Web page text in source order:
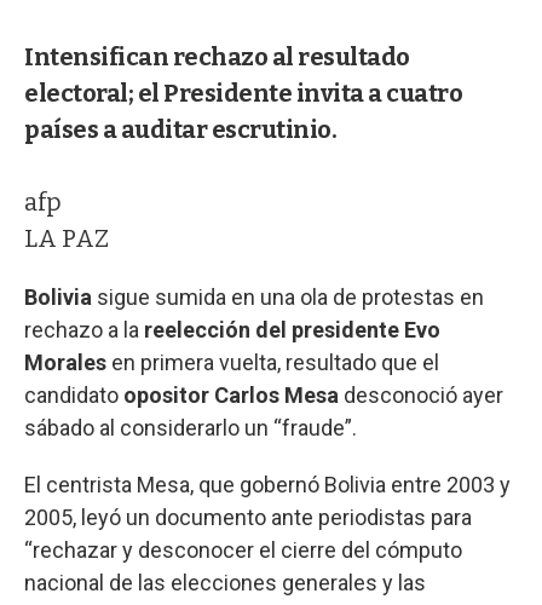
Intensifican rechazo al resultado
electoral; el Presidente invita a cuatro
países a auditar escrutinio.
afp
LA PAZ
Bolivia sigue sumida en una ola de protestas en
rechazo a la reelección del presidente Evo
Morales en primera vuelta, resultado que el
candidato opositor Carlos Mesa desconoció ayer
sábado al considerarlo un “fraude”.
El centrista Mesa, que gobernó Bolivia entre 2003 y
2005, leyó un documento ante periodistas para
“rechazar y desconocer el cierre del cómputo
nacional de las elecciones generales y las